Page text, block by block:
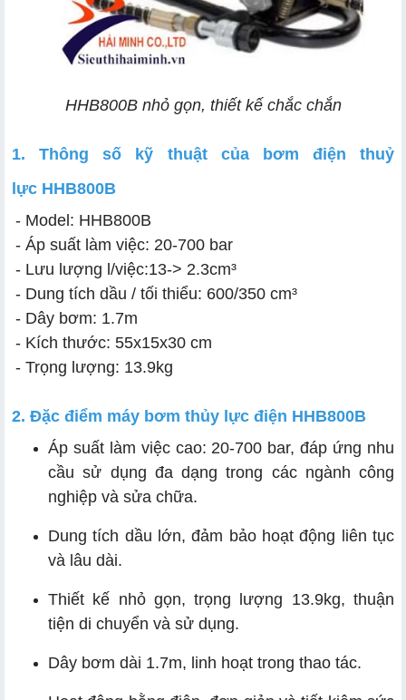
HHB800B nhỏ gọn, thiết kế chắc chắn
1. Thông số kỹ thuật của bơm điện thuỷ
lực HHB800B
- Model: HHB800B
- Áp suất làm việc: 20-700 bar
- Lưu lượng l/việc:13-> 2.3cm³
- Dung tích dầu / tối thiểu: 600/350 cm³
- Dây bơm: 1.7m
- Kích thước: 55x15x30 cm
- Trọng lượng: 13.9kg
2. Đặc điểm máy bơm thủy lực điện HHB800B
Áp suất làm việc cao: 20-700 bar, đáp ứng nhu
cầu sử dụng đa dạng trong các ngành công
nghiệp và sửa chữa.
Dung tích dầu lớn, đảm bảo hoạt động liên tục
và lâu dài.
Thiết kế nhỏ gọn, trọng lượng 13.9kg, thuận
tiện di chuyển và sử dụng.
Dây bơm dài 1.7m, linh hoạt trong thao tác.